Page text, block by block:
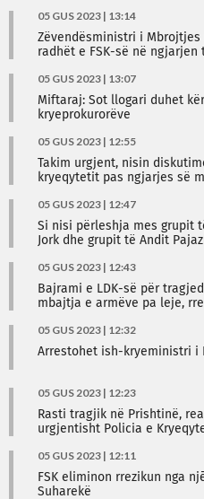
05 GUS 2023 | 13:14
Zëvendësministri i
radhët e FSK-së në ngjarjen
05 GUS 2023 | 13:07
Miftaraj: Sot llogari duhet
kryeprokurorëve
05 GUS 2023 | 12:55
Takim urgjent, nisin
kryeqytetit pas ngjarjes së
05 GUS 2023 | 12:47
Si nisi përleshja mes grupit
Jork dhe grupit të Andit
05 GUS 2023 | 12:43
Bajrami e LDK-së për
mbajtja e armëve pa leje,
05 GUS 2023 | 12:32
Arrestohet ish-kryeministri i
05 GUS 2023 | 12:23
Rasti tragjik në Prishtinë,
urgjentisht Policia e
05 GUS 2023 | 12:11
FSK eliminon rrezikun nga
Suharekë